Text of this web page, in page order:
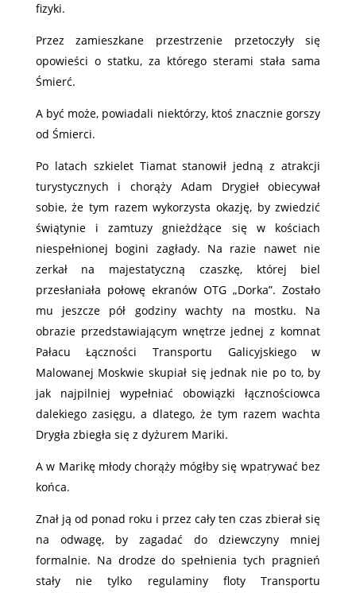
fizyki.
Przez zamieszkane przestrzenie przetoczyły się
opowieści o statku, za którego sterami stała sama
Śmierć.
A być może, powiadali niektórzy, ktoś znacznie gorszy
od Śmierci.
Po latach szkielet Tiamat stanowił jedną z atrakcji
turystycznych i chorąży Adam Drygieł obiecywał
sobie, że tym razem wykorzysta okazję, by zwiedzić
świątynie i zamtuzy gnieżdżące się w kościach
niespełnionej bogini zagłady. Na razie nawet nie
zerkał na majestatyczną czaszkę, której biel
przesłaniała połowę ekranów OTG „Dorka”. Zostało
mu jeszcze pół godziny wachty na mostku. Na
obrazie przedstawiającym wnętrze jednej z komnat
Pałacu Łączności Transportu Galicyjskiego w
Malowanej Moskwie skupiał się jednak nie po to, by
jak najpilniej wypełniać obowiązki łącznościowca
dalekiego zasięgu, a dlatego, że tym razem wachta
Drygła zbiegła się z dyżurem Mariki.
A w Marikę młody chorąży mógłby się wpatrywać bez
końca.
Znał ją od ponad roku i przez cały ten czas zbierał się
na odwagę, by zagadać do dziewczyny mniej
formalnie. Na drodze do spełnienia tych pragnień
stały nie tylko regulaminy floty Transportu